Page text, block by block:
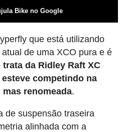
Bike no Google
que está utilizando
de uma XCO pura e é
trata da Ridley Raft XC
competindo na
renomeada.
de suspensão traseira
alinhada com a